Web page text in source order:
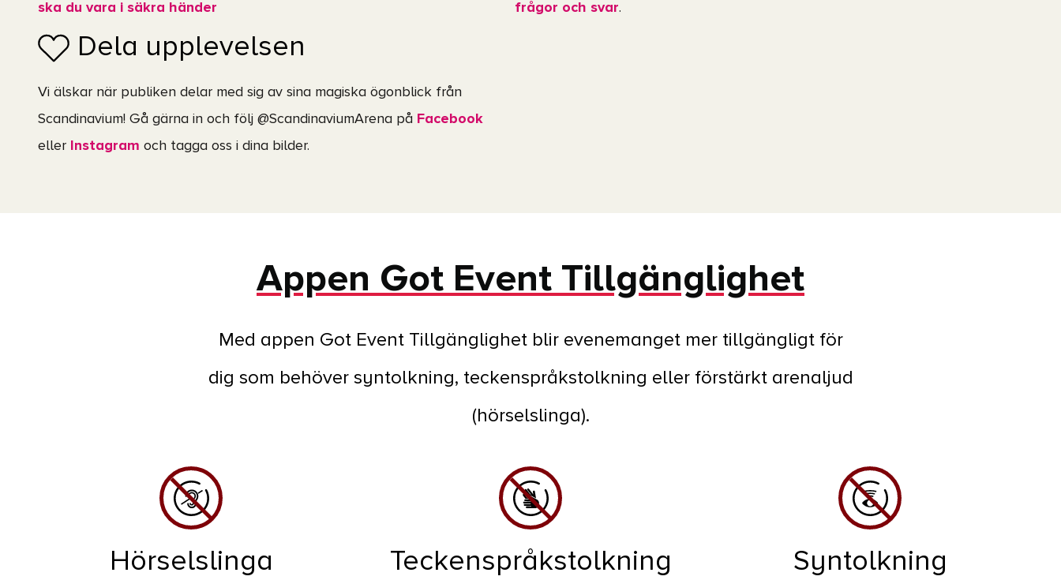
ska du vara i säkra händer
frågor och svar.
Dela upplevelsen
Vi älskar när publiken delar med sig av sina magiska ögonblick från
Scandinavium! Gå gärna in och följ @ScandinaviumArena på Facebook
eller
Instagram och tagga oss i dina bilder.
Appen Got Event Tillgänglighet
Med appen Got Event Tillgänglighet blir evenemanget mer tillgängligt för
dig som behöver syntolkning, teckenspråkstolkning eller förstärkt arenaljud
(hörselslinga).
Hörselslinga Teckenspråkstolkning Syntolkning